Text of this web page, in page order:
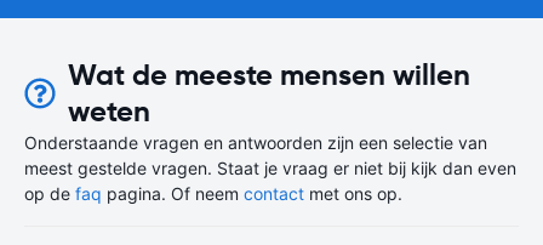
Wat de meeste mensen willen
weten
Onderstaande vragen en antwoorden zijn een selectie van
meest gestelde vragen. Staat je vraag er niet bij kijk dan even
op de faq pagina. Of neem contact met ons op.